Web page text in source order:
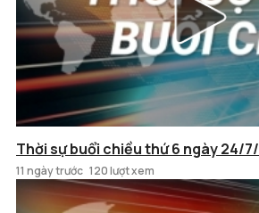
Thời sự buổi chiều thứ 6 ngày 24/
11 ngày trước 120 lượt xem